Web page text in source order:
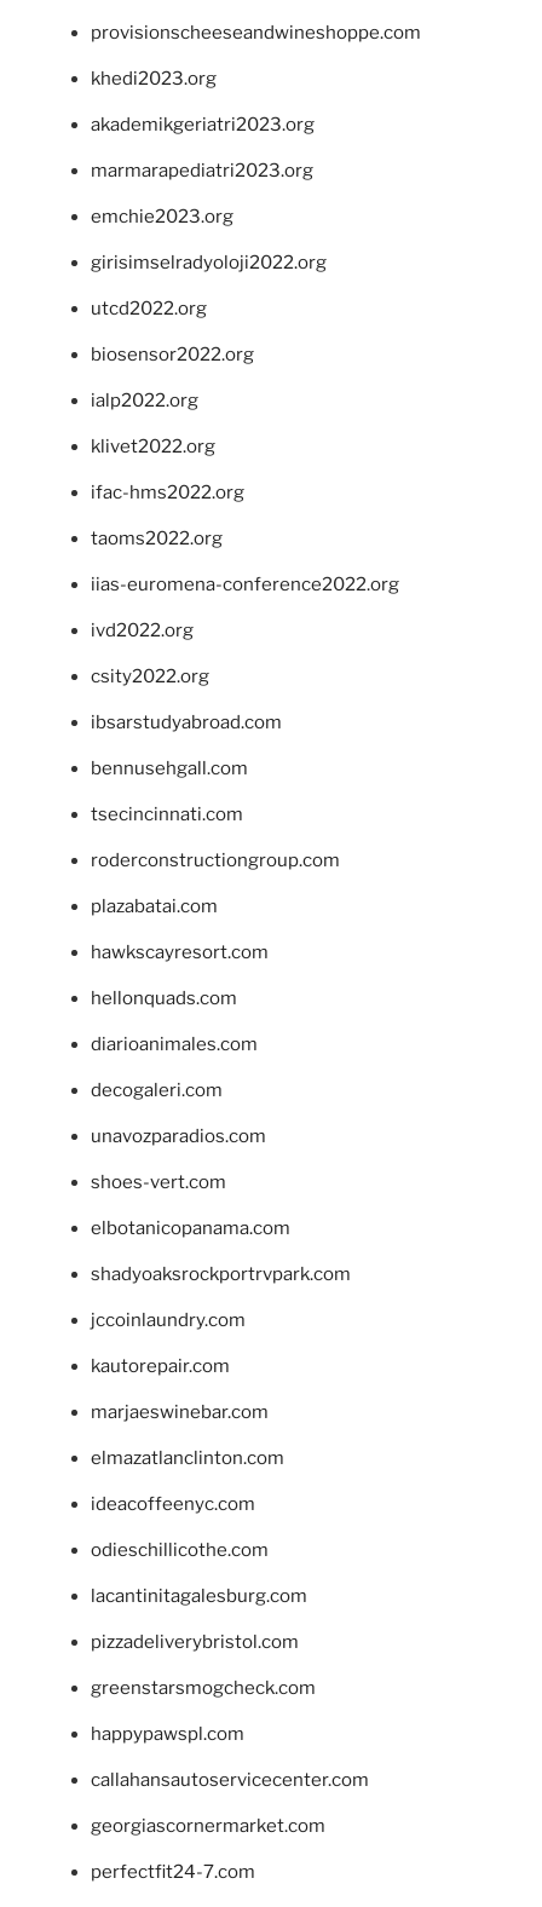
provisionscheeseandwineshoppe.com
khedi2023.org
akademikgeriatri2023.org
marmarapediatri2023.org
emchie2023.org
girisimselradyoloji2022.org
utcd2022.org
biosensor2022.org
ialp2022.org
klivet2022.org
ifac-hms2022.org
taoms2022.org
iias-euromena-conference2022.org
ivd2022.org
csity2022.org
ibsarstudyabroad.com
bennusehgall.com
tsecincinnati.com
roderconstructiongroup.com
plazabatai.com
hawkscayresort.com
hellonquads.com
diarioanimales.com
decogaleri.com
unavozparadios.com
shoes-vert.com
elbotanicopanama.com
shadyoaksrockportrvpark.com
jccoinlaundry.com
kautorepair.com
marjaeswinebar.com
elmazatlanclinton.com
ideacoffeenyc.com
odieschillicothe.com
lacantinitagalesburg.com
pizzadeliverybristol.com
greenstarsmogcheck.com
happypawspl.com
callahansautoservicecenter.com
georgiascornermarket.com
perfectfit24-7.com